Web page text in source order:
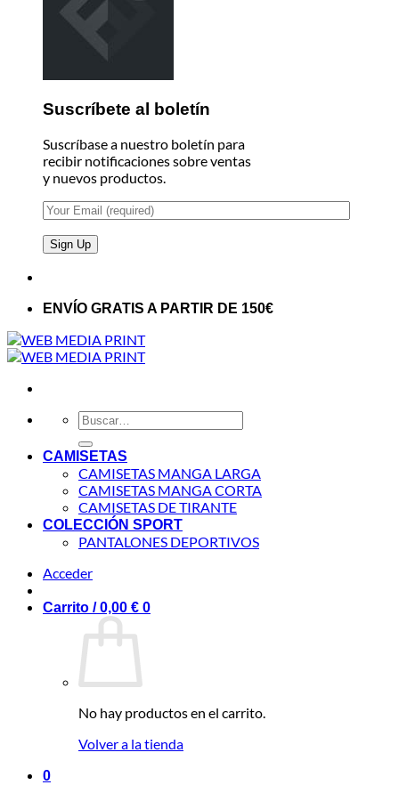
Suscríbete al boletín
Suscríbase a nuestro boletín para
recibir notificaciones sobre ventas
y nuevos productos.
ENVÍO GRATIS A PARTIR DE 150€
Buscar
por:
CAMISETAS
CAMISETAS MANGA LARGA
CAMISETAS MANGA CORTA
CAMISETAS DE TIRANTE
COLECCIÓN SPORT
PANTALONES DEPORTIVOS
Acceder
Carrito /0,00 € 0
No hay productos en el carrito.
Volver a la tienda
0